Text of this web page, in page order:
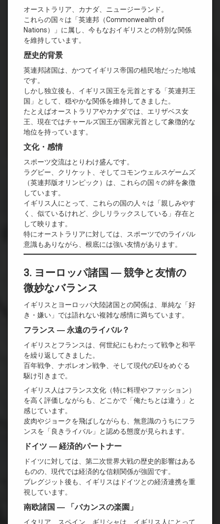
オーストラリア、カナダ、ニュージーランド。
これらの国々は「英連邦（Commonwealth of
Nations）」に属し、今もなおイギリスとの特別な関係
を維持しています。
歴史的背景
英連邦諸国は、かつてイギリス帝国の植民地だった地域
です。
しかし独立後も、イギリス国王を元首とする「英連邦王
国」として、穏やかな関係を維持してきました。
たとえばオーストラリアやカナダでは、エリザベス女
王、現在ではチャールズ国王が国家元首として象徴的な
地位を持っています。
文化・感情
スポーツ交流はとりわけ盛んです。
ラグビー、クリケット、そしてコモンウェルスゲームズ
（英連邦版オリンピック）は、これらの国々の絆を象徴
しています。
イギリス人にとって、これらの国の人々は「親しみやす
く、似ているけれど、少しリラックスしている」存在と
して映ります。
特にオーストラリアに対しては、スポーツでのライバル
意識もありながら、根底には強い友情があります。
3. ヨーロッパ諸国 ― 競争と友情の
微妙なバランス
イギリスとヨーロッパ大陸諸国との関係は、単純な「好
き・嫌い」では語れない複雑な感情に満ちています。
フランス ― 永遠のライバル？
イギリスとフランスは、何世紀にもわたって戦争と和平
を繰り返してきました。
百年戦争、ナポレオン戦争、そして現代のEUをめぐる
駆け引きまで。
イギリス人はフランス文化（特に料理やファッション）
を高く評価しながらも、どこかで「俺たちとは違う」と
感じています。
皮肉やジョークを飛ばしながらも、無意識のうちにフラ
ンスを「良きライバル」と認める態度が見られます。
ドイツ ― 経済的パートナー
ドイツに対しては、第二次世界大戦の歴史的影響はある
ものの、現代では経済的な信頼関係が強固です。
ブレグジット後も、イギリスはドイツとの経済連携を重
視しています。
南欧諸国 ― 「バカンスの楽園」
イタリア、スペイン、ギリシャは、イギリス人にとって